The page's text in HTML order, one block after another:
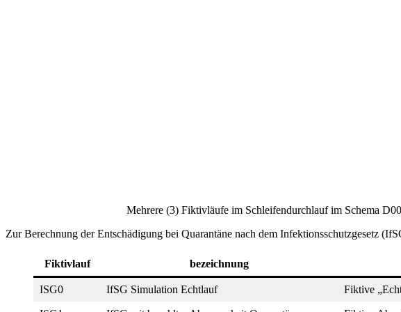
Mehrere (3) Fiktivläufe im Schleifendurchlauf im Schema
Zur Berechnung der Entschädigung bei Quarantäne nach dem Infektionsschutzgesetz
Fiktivlauf bezeichnung
ISG0 IfSG Simulation Echtlauf Fiktive